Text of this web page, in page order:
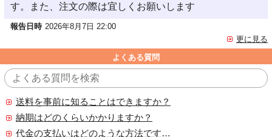
す。また、注文の際は宜しくお願いします
報告日時 2026年8月7日 22:00
更に見る
よくある質問
送料を事前に知ることはできますか？
納期はどのくらいかかりますか？
代金の支払いはどのような方法ですか？